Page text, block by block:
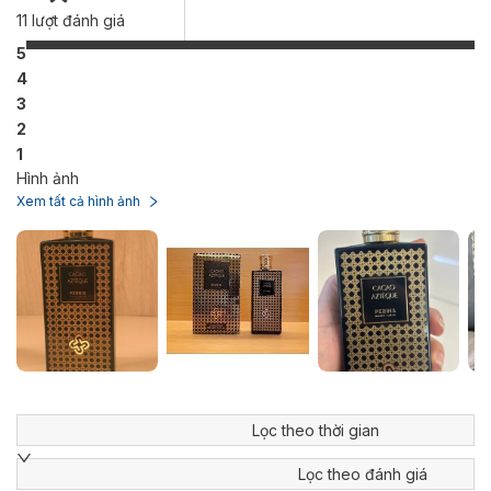
11 lượt đánh giá
5
4
3
2
1
Hình ảnh
Xem tất cả hình ảnh
Lọc theo thời gian
Lọc theo đánh giá